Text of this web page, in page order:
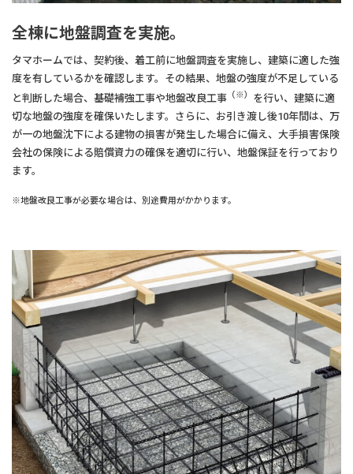
全棟に地盤調査を実施。
タマホームでは、契約後、着工前に地盤調査を実施し、建築に適した強
度を有しているかを確認します。その結果、地盤の強度が不足している
と判断した場合、基礎補強工事や地盤改良工事 （※） を行い、建築に適
切な地盤の強度を確保いたします。さらに、お引き渡し後10年間は、万
が一の地盤沈下による建物の損害が発生した場合に備え、大手損害保険
会社の保険による賠償資力の確保を適切に行い、地盤保証を行っており
ます。
※地盤改良工事が必要な場合は、別途費用がかかります。